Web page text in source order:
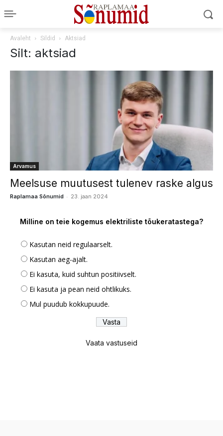
Avaleht Sildid Aktsiad
Silt: aktsiad
Arvamus
Meelsuse muutusest tulenev raske algus
Raplamaa Sõnumid - 23. jaan 2024
Milline on teie kogemus elektriliste tõukeratastega?
Kasutan neid regulaarselt.
Kasutan aeg-ajalt.
Ei kasuta, kuid suhtun positiivselt.
Ei kasuta ja pean neid ohtlikuks.
Mul puudub kokkupuude.
Vaata vastuseid